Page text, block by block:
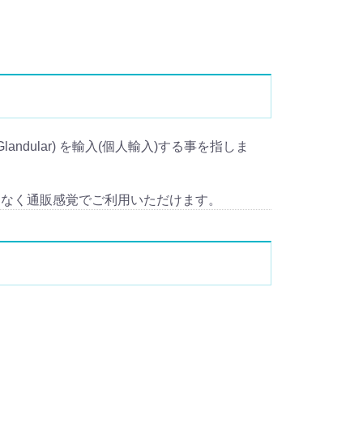
を輸入(個人輸入)する事を指しま
く通販感覚でご利用いただけます。